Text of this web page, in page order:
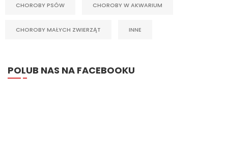
CHOROBY PSÓW CHOROBY W AKWARIUM
CHOROBY MAŁYCH ZWIERZĄT INNE
POLUB NAS NA FACEBOOKU